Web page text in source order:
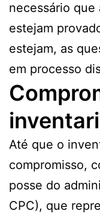
necessário
estejam
estejam, as
em processo
Até que o
compromisso,
posse do
CPC), que